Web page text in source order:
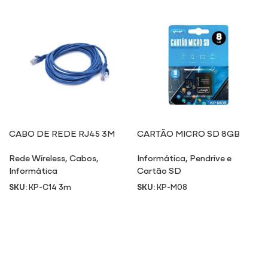
CABO DE REDE RJ45 3M
Rede Wireless,Cabos,
Informática
SKU:KP-C14 3m
CARTÃO MICRO SD 8GB
Informática, Pendrive e
Cartão SD
SKU:KP-M08